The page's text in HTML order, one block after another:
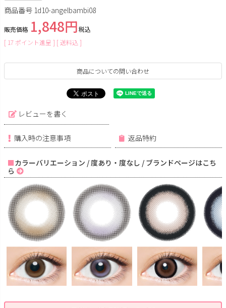
商品番号 1d10-angelbambi08
販売価格 1,848
税込
[ 17 ポイント進呈 ] 送料込
商品についての問い合わせ
レビューを書く
購入時の注意事項 返品特約
カラーバリエーション / 度あり・度なし / ブランドページはこち
ら